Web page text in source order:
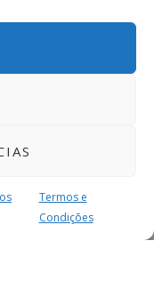
Termos e
Condições